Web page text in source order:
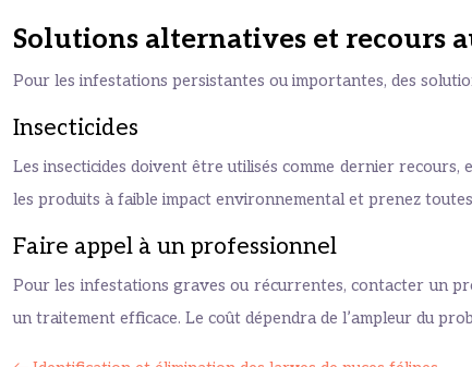
Solutions alternatives et recours
Pour les infestations persistantes ou importantes, des
Insecticides
Les insecticides doivent être utilisés comme dernier recours,
les produits à faible impact environnemental et prenez
Faire appel à un professionnel
Pour les infestations graves ou récurrentes, contacter un
un traitement efficace. Le coût dépendra de l’ampleur du